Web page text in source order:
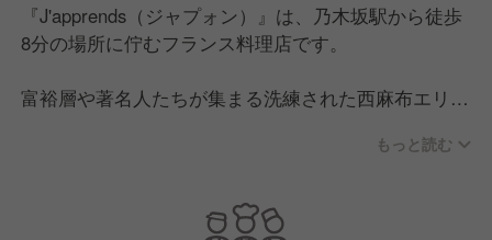
『J'apprends（ジャプォン）』は、乃木坂駅から徒歩
8分の場所に佇むフランス料理店です。
富裕層や著名人たちが集まる洗練された西麻布エリア
料理は全10品のコースのみ提供しており、富山や高知
接仕入れ厳選素材を使用しています。
もっと読む